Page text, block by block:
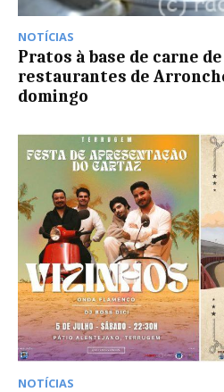
NOTÍCIAS
Pratos à base de carne
restaurantes de
domingo
NOTÍCIAS